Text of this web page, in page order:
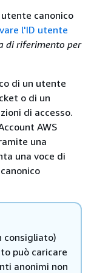
canonico
l'ID utente
di riferimento per
di un utente
o di un
di accesso.
AWS
una
una voce di
consigliato)
può caricare
anonimi non